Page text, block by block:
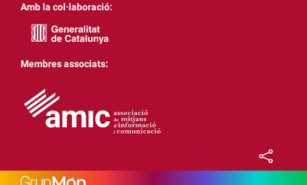
Amb la col·laboració:
Membres associats: